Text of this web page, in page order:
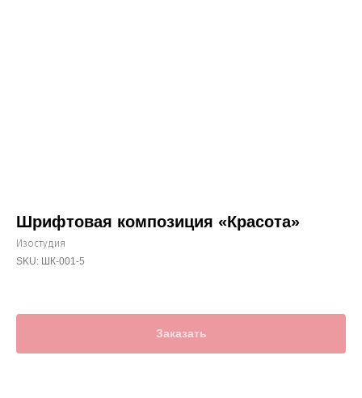
Шрифтовая композиция «Красота»
Изостудия
SKU: ШК-001-5
Заказать